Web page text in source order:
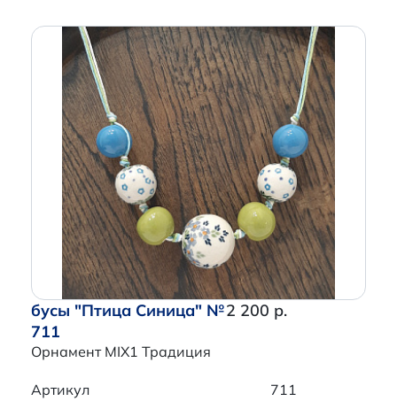
бусы "Птица Синица" №
711
Орнамент MIX1 Традиция
2 200 р.
Артикул
711